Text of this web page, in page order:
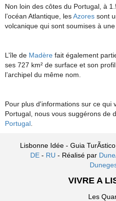
Non loin des côtes du Portugal, à
l’océan Atlantique, lesAzores sont
volcanique qui sont soumises à
L’île de Madère fait également
ses 727 km² de surface et son
l’archipel du même nom.
Pour plus d'informations sur ce qui
Portugal, nous vous suggérons de
Portugal
Lisbonne Idée - Guia
DE- RU - Réalisé par
VIVRE A
Les